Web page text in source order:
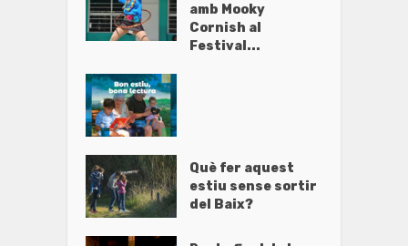
amb Mooky
Cornish al
Festival...
Què fer aquest
estiu sense sortir
del Baix?